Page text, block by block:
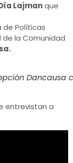
Lajmanque
de Políticas
de la Comunidad
entrevistan a